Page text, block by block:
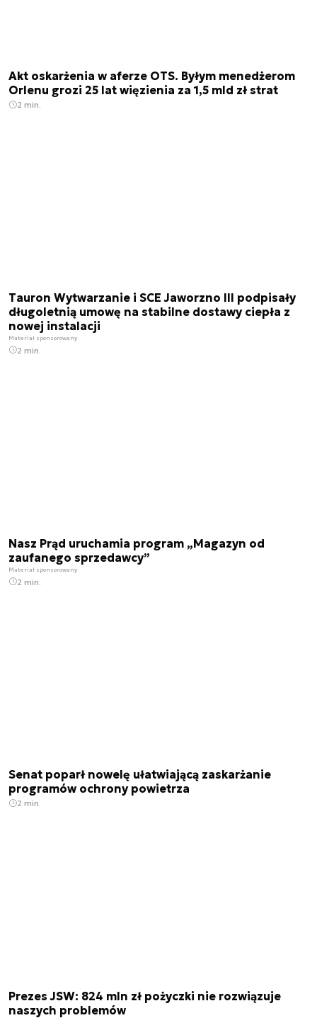
Akt oskarżenia w aferze OTS. Byłym menedżerom
Orlenu grozi 25 lat więzienia za 1,5 mld zł strat
2 min.
Tauron Wytwarzanie i SCE Jaworzno III podpisały
długoletnią umowę na stabilne dostawy ciepła z
nowej instalacji
Materiał sponsorowany
2 min.
Nasz Prąd uruchamia program „Magazyn od
zaufanego sprzedawcy”
Materiał sponsorowany
2 min.
Senat poparł nowelę ułatwiającą zaskarżanie
programów ochrony powietrza
2 min.
Prezes JSW: 824 mln zł pożyczki nie rozwiązuje
naszych problemów